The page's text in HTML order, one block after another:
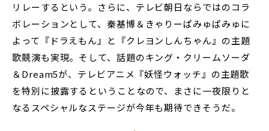
リレーするという。さらに、テレビ朝日ならではのコラ
ボレーションとして、秦基博＆きゃりーぱみゅぱみゅに
よって『ドラえもん』と『クレヨンしんちゃん』の主題
歌競演も実現。そして、話題のキング・クリームソーダ
＆Dream5が、テレビアニメ『妖怪ウォッチ』の主題歌
を特別に披露するということなので、まさに一夜限りと
なるスペシャルなステージが今年も期待できそうだ。